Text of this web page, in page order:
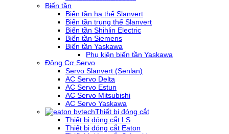
Biến tần
Biến tần hạ thế Slanvert
Biến tần trung thế Slanvert
Biến tần Shihlin Electric
Biến tần Siemens
Biến tần Yaskawa
Phụ kiện biến tần Yaskawa
Động Cơ Servo
Servo Slanvert (Senlan)
AC Servo Delta
AC Servo Estun
AC Servo Mitsubishi
AC Servo Yaskawa
Thiết bị đóng cắt
Thiết bị đóng cắt LS
Thiết bị đóng cắt Eaton